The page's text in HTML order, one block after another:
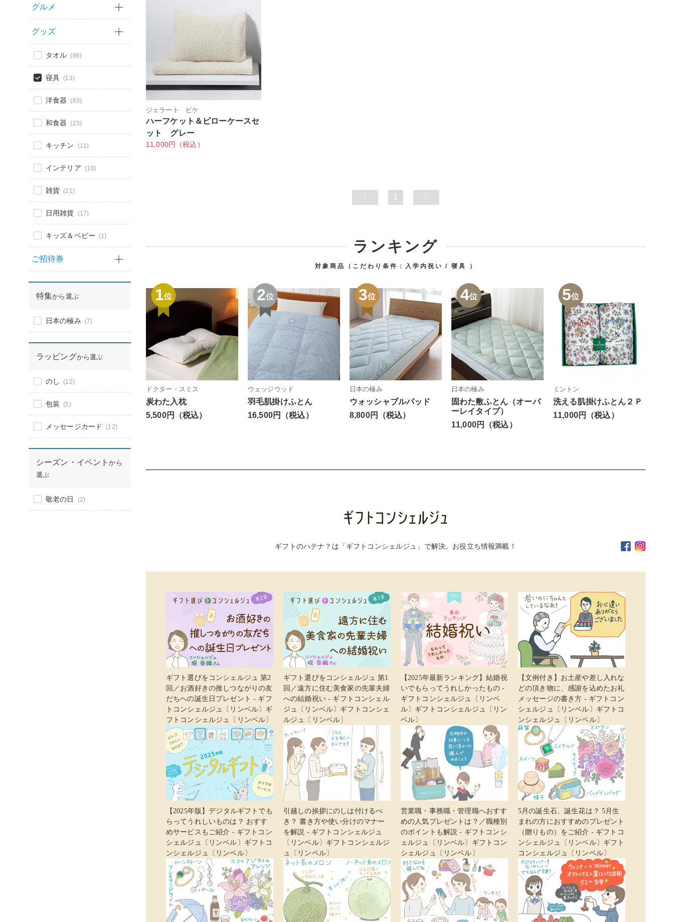
グルメ
グッズ
タオル (86)
寝具 (13)
洋食器 (63)
和食器 (23)
キッチン (11)
インテリア (10)
雑貨 (21)
日用雑貨 (17)
キッズ＆ベビー (1)
ご招待券
特集から選ぶ
日本の極み (7)
ラッピングから選ぶ
のし (12)
包装 (5)
メッセージカード (12)
シーズン・イベントから
選ぶ
敬老の日 (2)
ジェラート ピケ
ハーフケット＆ピローケースセ
ット グレー
11,000円（税込）
1
ランキング
対象商品（こだわり条件： 入学内祝い 寝具 ）
1位
ドクター・スミス
炭わた入枕
5,500円（税込）
2位
ウェッジウッド
羽毛肌掛けふとん
16,500円（税込）
3位
日本の極み
ウォッシャブルパッド
8,800円（税込）
4位
日本の極み
固わた敷ふとん（オーバ
ーレイタイプ）
11,000円（税込）
5位
ミントン
洗える肌掛けふとん２Ｐ
11,000円（税込）
ギフトのハテナ？は「ギフトコンシェルジュ」で解決。お役立ち情報満載！
ギフト選びをコンシェルジュ 第2
回／お酒好きの推しつながりの友
だちへの誕生日プレゼント - ギフ
トコンシェルジュ〔リンベル〕ギ
フトコンシェルジュ〔リンベル〕
ギフト選びをコンシェルジュ 第1
回／遠方に住む美食家の先輩夫婦
への結婚祝い - ギフトコンシェル
ジュ〔リンベル〕ギフトコンシェ
ルジュ〔リンベル〕
【2025年最新ランキング】結婚祝
いでもらってうれしかったもの -
ギフトコンシェルジュ〔リンベ
ル〕ギフトコンシェルジュ〔リン
ベル〕
【文例付き】お土産や差し入れな
どの頂き物に、感謝を込めたお礼
メッセージの書き方 - ギフトコン
シェルジュ〔リンベル〕ギフトコ
ンシェルジュ〔リンベル〕
【2025年版】デジタルギフトでも
らってうれしいものは？ おすす
めサービスもご紹介 - ギフトコン
シェルジュ〔リンベル〕ギフトコ
ンシェルジュ〔リンベル〕
引越しの挨拶にのしは付けるべ
き？ 書き方や使い分けのマナー
を解説 - ギフトコンシェルジュ
〔リンベル〕ギフトコンシェルジ
ュ〔リンベル〕
営業職・事務職・管理職へおすす
めの人気プレゼントは？／職種別
のポイントも解説 - ギフトコンシ
ェルジュ〔リンベル〕ギフトコン
シェルジュ〔リンベル〕
5月の誕生石、誕生花は？ 5月生
まれの方におすすめのプレゼント
（贈りもの）をご紹介 - ギフトコ
ンシェルジュ〔リンベル〕ギフト
コンシェルジュ〔リンベル〕